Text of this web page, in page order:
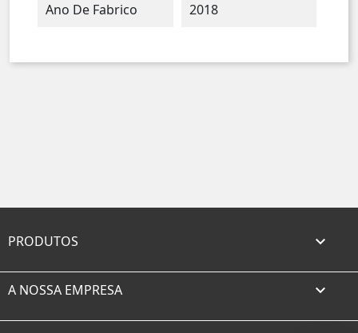
Ano De Fabrico 2018
PRODUTOS 
A NOSSA EMPRESA 